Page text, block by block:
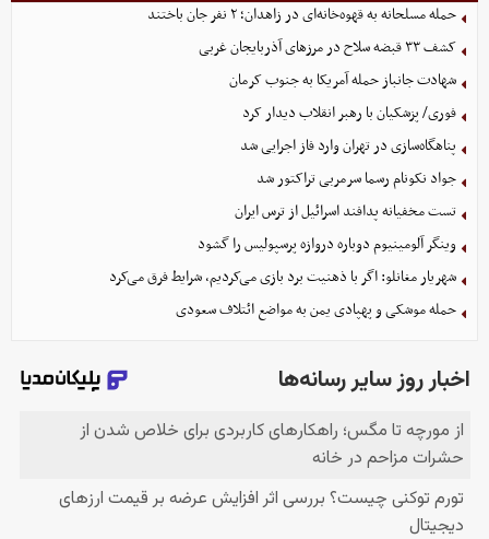
حمله مسلحانه به قهوه‌خانه‌ای در زاهدان؛ ۲ نفر جان باختند
کشف ۳۳ قبضه سلاح در مرزهای آذربایجان غربی
شهادت جانباز حمله آمریکا به جنوب کرمان
فوری/ پزشکیان با رهبر انقلاب دیدار کرد
پناهگاه‌سازی در تهران وارد فاز اجرایی شد
جواد نکونام رسما سرمربی تراکتور شد
تست مخفیانه پدافند اسرائیل از ترس ایران
وینگر آلومینیوم دوباره دروازه پرسپولیس را گشود
شهریار مغانلو: اگر با ذهنیت برد بازی می‌کردیم، شرایط فرق می‌کرد
حمله موشکی و پهپادی یمن به مواضع ائتلاف سعودی